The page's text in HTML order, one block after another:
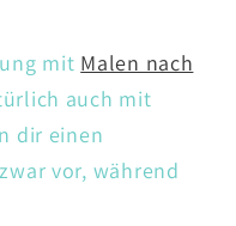
mit Malen nach
auch mit
dir einen
vor, während